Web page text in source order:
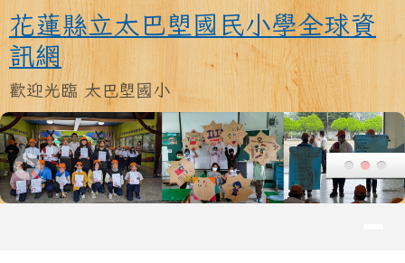
跳至主內容區
花蓮縣立太巴塱國民小學全球資訊
花蓮縣立太巴塱國民小學全球資
訊網
歡迎光臨 太巴塱國小